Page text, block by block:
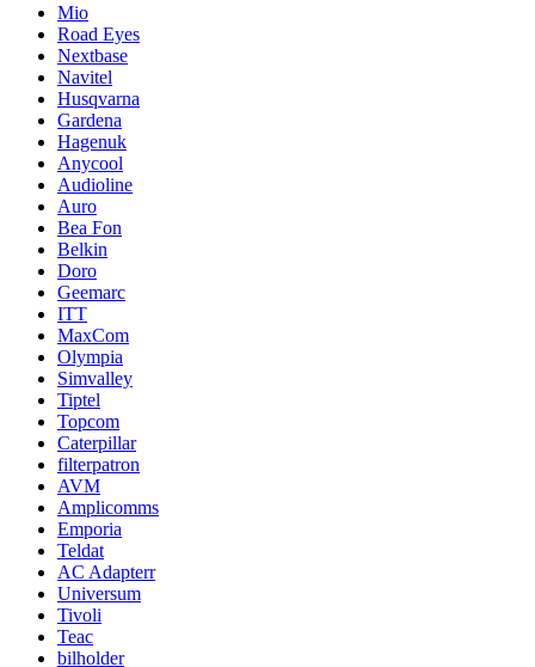
Mio
Road Eyes
Nextbase
Navitel
Husqvarna
Gardena
Hagenuk
Anycool
Audioline
Auro
Bea Fon
Belkin
Doro
Geemarc
ITT
MaxCom
Olympia
Simvalley
Tiptel
Topcom
Caterpillar
filterpatron
AVM
Amplicomms
Emporia
Teldat
AC Adapterr
Universum
Tivoli
Teac
bilholder